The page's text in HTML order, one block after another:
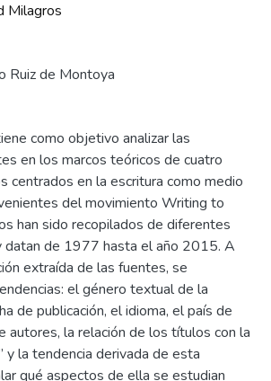
Milagros
Ruiz de Montoya
como objetivo analizar las
en los marcos teóricos de cuatro
centrados en la escritura como medio
del movimiento Writing to
han sido recopilados de diferentes
datan de 1977 hasta el año 2015. A
extraída de las fuentes, se
el género textual de la
de publicación, el idioma, el país de
autores, la relación de los títulos con la
y la tendencia derivada de esta
qué aspectos de ella se estudian